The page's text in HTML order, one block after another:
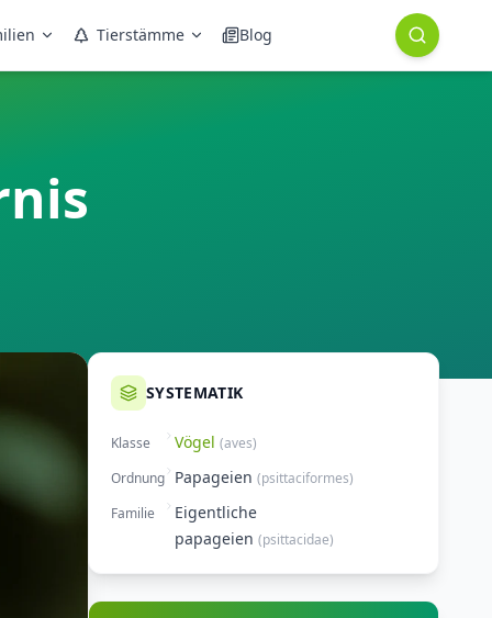
Tierstämme Blog
SYSTEMATIK
Klasse Vögel (aves)
Ordnung Papageien (psittaciformes)
Familie
Eigentliche
papageien (psittacidae)